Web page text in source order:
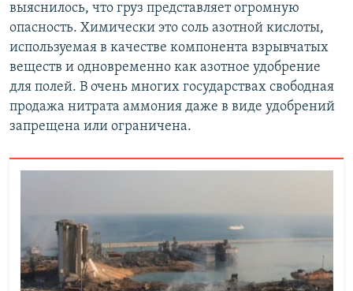
выяснилось, что груз представляет огромную
опасность. Химически это соль азотной кислоты,
используемая в качестве компонента взрывчатых
веществ и одновременно как азотное удобрение
для полей. В очень многих государствах свободная
продажа нитрата аммония даже в виде удобрений
запрещена или ограничена.